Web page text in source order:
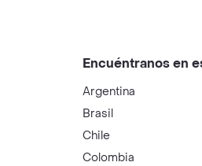
Encuéntranos en
Argentina
Brasil
Chile
Colombia